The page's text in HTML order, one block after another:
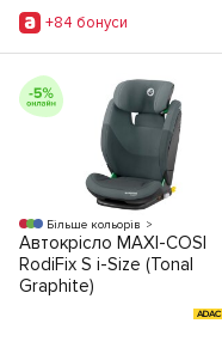
+84 бонуси
Більше кольорів
Автокрісло MAXI-COSI
RodiFix S i-Size (Tonal
Graphite)
ADAC